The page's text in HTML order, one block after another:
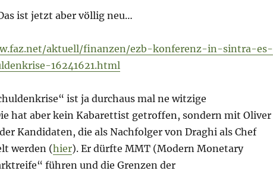
ist jetzt aber völlig neu…
aktuell/finanzen/ezb-konferenz-in-sintra-es-
16241621.html
ist ja durchaus mal ne witzige
hat aber kein Kabarettist getroffen, sondern mit Oliver
Kandidaten, die als Nachfolger von Draghi als Chef
werden (hier). Er dürfte MMT (Modern Monetary
führen und die Grenzen der